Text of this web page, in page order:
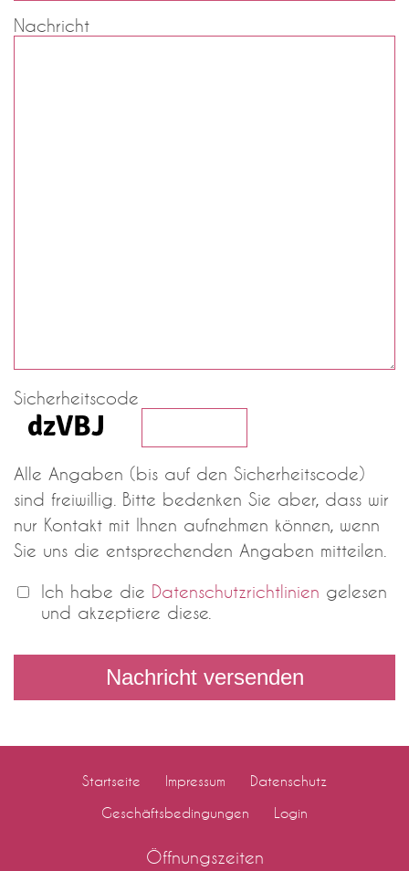
Nachricht
Sicherheitscode
Alle Angaben (bis auf den Sicherheitscode)
sind freiwillig. Bitte bedenken Sie aber, dass wir
nur Kontakt mit Ihnen aufnehmen können, wenn
Sie uns die entsprechenden Angaben mitteilen.
Ich habe die Datenschutzrichtlinien gelesen
und akzeptiere diese.
Startseite Impressum
Datenschutz
Geschäftsbedingungen
Login
Öffnungszeiten